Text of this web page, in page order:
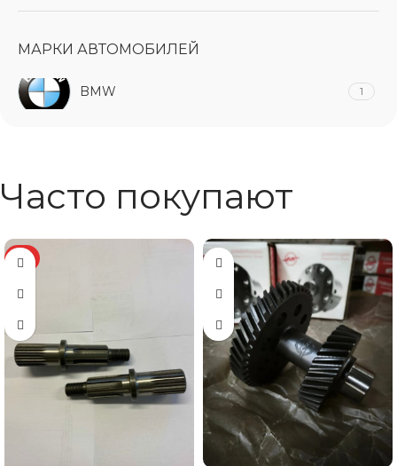
МАРКИ АВТОМОБИЛЕЙ
BMW 1
Часто покупают
ХИТ